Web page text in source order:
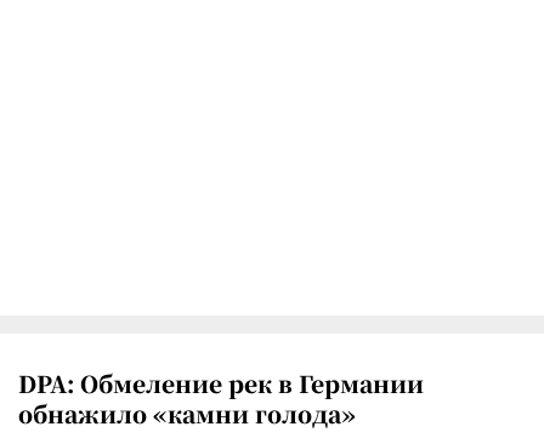
DPA: Обмеление рек в Германии
обнажило «камни голода»